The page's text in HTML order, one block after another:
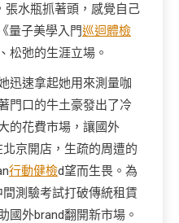
張水瓶抓著頭，感覺自己
量子美學入門巡迴體檢
松弛的生涯立場。
迅速拿起她用來測量咖
門口的牛土豪發出了冷
的花費市場，讓國外
京開店，生疏的周遭的
行動健檢d望而生畏。為
測驗考試打破傳統租賃
國外brand翻開新市場。